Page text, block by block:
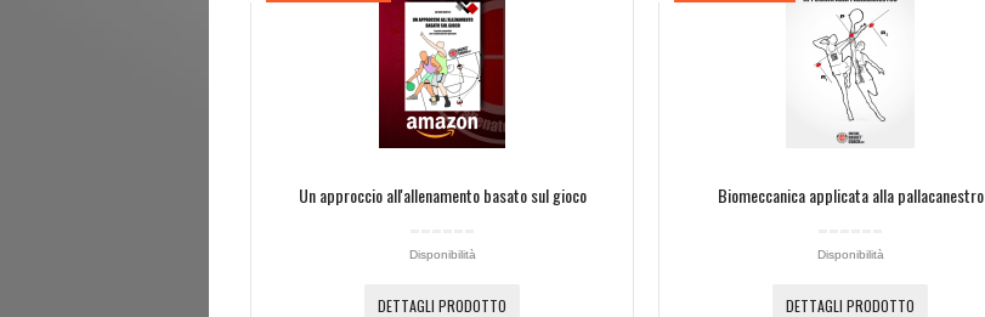
Un approccio all'allenamento basato sul gioco
Disponibilità
DETTAGLI PRODOTTO
Biomeccanica applicata alla pallacanestro
Disponibilità
DETTAGLI PRODOTTO